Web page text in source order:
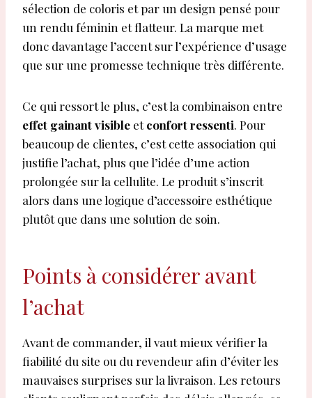
sélection de coloris et par un design pensé pour
un rendu féminin et flatteur. La marque met
donc davantage l’accent sur l’expérience d’usage
que sur une promesse technique très différente.
Ce qui ressort le plus, c’est la combinaison entre
effet gainant visible etconfort ressenti. Pour
beaucoup de clientes, c’est cette association qui
justifie l’achat, plus que l’idée d’une action
prolongée sur la cellulite. Le produit s’inscrit
alors dans une logique d’accessoire esthétique
plutôt que dans une solution de soin.
Points à considérer avant
l’achat
Avant de commander, il vaut mieux vérifier la
fiabilité du site ou du revendeur afin d’éviter les
mauvaises surprises sur la livraison. Les retours